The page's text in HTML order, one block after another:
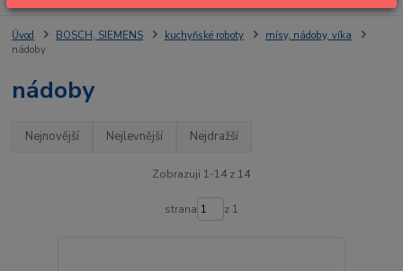
Úvod BOSCH, SIEMENS kuchyňské roboty
mísy, nádoby, víka
nádoby
nádoby
Nejnovější Nejlevnější Nejdražší
Zobrazuji 1-14 z 14
strana z 1